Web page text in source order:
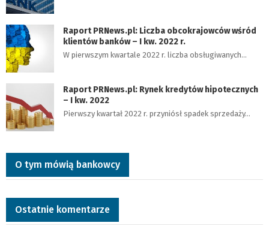
Raport PRNews.pl: Liczba obcokrajowców wśród
klientów banków – I kw. 2022 r.
W pierwszym kwartale 2022 r. liczba obsługiwanych…
Raport PRNews.pl: Rynek kredytów hipotecznych
– I kw. 2022
Pierwszy kwartał 2022 r. przyniósł spadek sprzedaży…
O tym mówią bankowcy
Ostatnie komentarze